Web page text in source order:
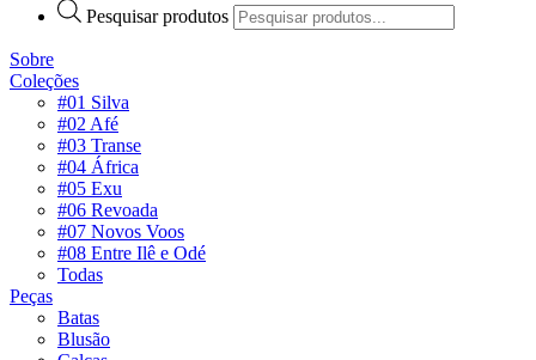
Pesquisar produtos
Sobre
Coleções
#01 Silva
#02 Afé
#03 Transe
#04 África
#05 Exu
#06 Revoada
#07 Novos Voos
#08 Entre Ilê e Odé
Todas
Peças
Batas
Blusão